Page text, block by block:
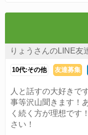
りょうさんのLINE友
10代:その他 友達募集
人と話すの大好きで
事等沢山聞きます！
く続く方が理想です
さい！